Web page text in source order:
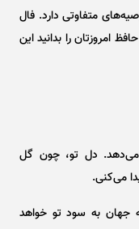
متفاوتی دارد. فال
امروزتان را بدانید این
می‌دهد. دل تو، چون گل
می‌کنی.
جهان به سود تو خواهد